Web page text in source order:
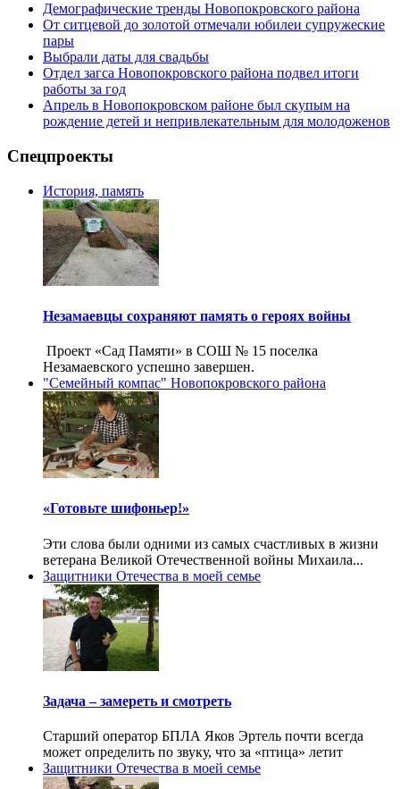
Демографические тренды Новопокровского района
От ситцевой до золотой отмечали юбилеи супружеские
пары
Выбрали даты для свадьбы
Отдел загса Новопокровского района подвел итоги
работы за год
Апрель в Новопокровском районе был скупым на
рождение детей и непривлекательным для молодоженов
Спецпроекты
История, память
Незамаевцы сохраняют память о героях войны
Проект «Сад Памяти» в СОШ № 15 поселка
Незамаевского успешно завершен.
"Семейный компас" Новопокровского района
«Готовьте шифоньер!»
Эти слова были одними из самых счастливых в жизни
ветерана Великой Отечественной войны Михаила...
Защитники Отечества в моей семье
Задача – замереть и смотреть
Старший оператор БПЛА Яков Эртель почти всегда
может определить по звуку, что за «птица» летит
Защитники Отечества в моей семье